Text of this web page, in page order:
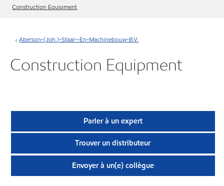
Construction Equipment
Aberson-(Joh.)-Staal--En-Machinebouw-B.V.
Construction Equipment
Parler à un expert
Trouver un distributeur
Envoyer à un(e) collègue